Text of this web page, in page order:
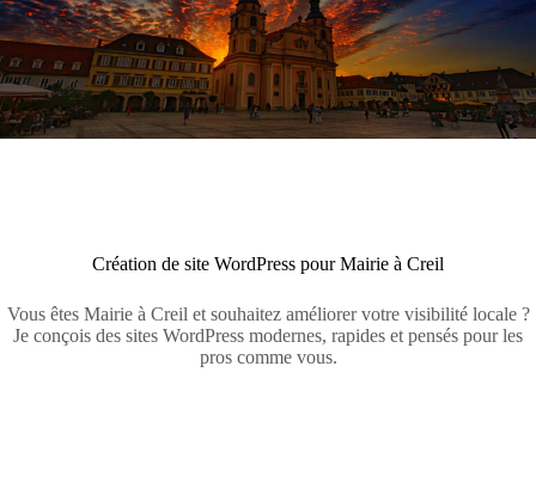
Création de site WordPress pour Mairie à Creil
Vous êtes Mairie à Creil et souhaitez améliorer votre visibilité locale ?
Je conçois des sites WordPress modernes, rapides et pensés pour les
pros comme vous.